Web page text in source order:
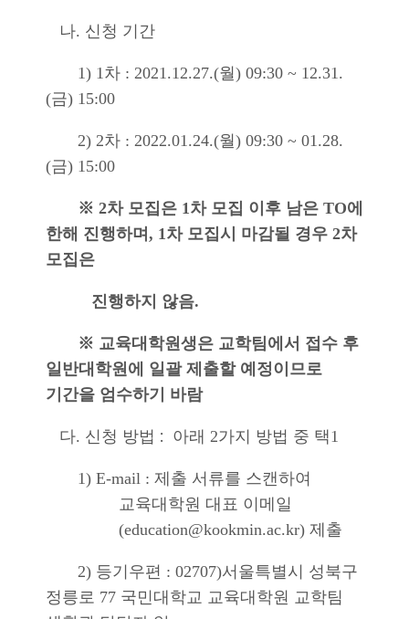
나. 신청 기간
1) 1차 : 2021.12.27.(월) 09:30 ~ 12.31.
(금) 15:00
2) 2차 : 2022.01.24.(월) 09:30 ~ 01.28.
(금) 15:00
※ 2차 모집은 1차 모집 이후 남은 TO에
한해 진행하며, 1차 모집시 마감될 경우 2차
모집은
진행하지 않음.
※ 교육대학원생은 교학팀에서 접수 후
일반대학원에 일괄 제출할 예정이므로
기간을 엄수하기 바람
다. 신청 방법 : 아래 2가지 방법 중 택1
1) E-mail : 제출 서류를 스캔하여
교육대학원 대표 이메일
(education@kookmin.ac.kr) 제출
2) 등기우편 : 02707)서울특별시 성북구
정릉로 77 국민대학교 교육대학원 교학팀